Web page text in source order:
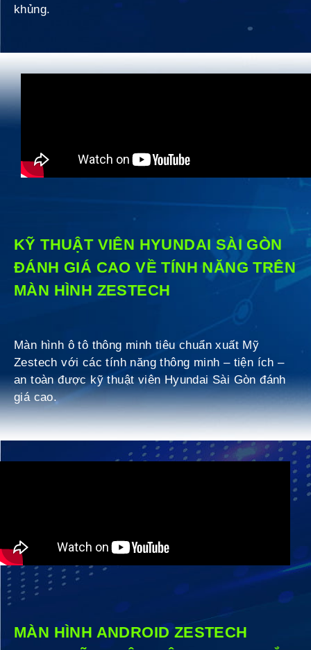
khủng.
KỸ THUẬT VIÊN HYUNDAI SÀI GÒN
ĐÁNH GIÁ CAO VỀ TÍNH NĂNG TRÊN
MÀN HÌNH ZESTECH
Màn hình ô tô thông minh tiêu chuẩn xuất Mỹ
Zestech với các tính năng thông minh – tiện ích –
an toàn được kỹ thuật viên Hyundai Sài Gòn đánh
giá cao.
MÀN HÌNH ANDROID ZESTECH